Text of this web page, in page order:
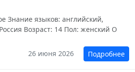
Знание языков: английский,
Возраст: 14 Пол: женский О
26 июня 2026
Подробнее